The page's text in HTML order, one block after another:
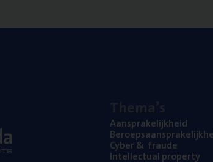
Aan­spra­ke­lijk­heid
Cyber& fraude
Intel­lec­tu­al property